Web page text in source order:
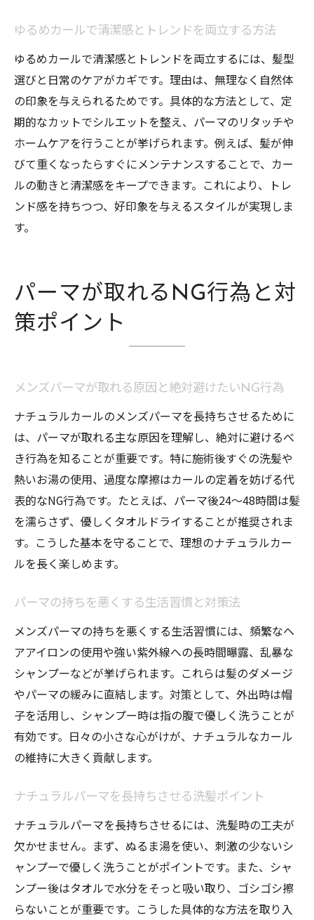
ゆるめカールで清潔感とトレンドを両立する方法
ゆるめカールで清潔感とトレンドを両立するには、髪型
選びと日常のケアがカギです。理由は、無理なく自然体
の印象を与えられるためです。具体的な方法として、定
期的なカットでシルエットを整え、パーマのリタッチや
ホームケアを行うことが挙げられます。例えば、髪が伸
びて重くなったらすぐにメンテナンスすることで、カー
ルの動きと清潔感をキープできます。これにより、トレ
ンド感を持ちつつ、好印象を与えるスタイルが実現しま
す。
パーマが取れるNG行為と対
策ポイント
メンズパーマが取れる原因と絶対避けたいNG行為
ナチュラルカールのメンズパーマを長持ちさせるために
は、パーマが取れる主な原因を理解し、絶対に避けるべ
き行為を知ることが重要です。特に施術後すぐの洗髪や
熱いお湯の使用、過度な摩擦はカールの定着を妨げる代
表的なNG行為です。たとえば、パーマ後24〜48時間は髪
を濡らさず、優しくタオルドライすることが推奨されま
す。こうした基本を守ることで、理想のナチュラルカー
ルを長く楽しめます。
パーマの持ちを悪くする生活習慣と対策法
メンズパーマの持ちを悪くする生活習慣には、頻繁なヘ
アアイロンの使用や強い紫外線への長時間曝露、乱暴な
シャンプーなどが挙げられます。これらは髪のダメージ
やパーマの緩みに直結します。対策として、外出時は帽
子を活用し、シャンプー時は指の腹で優しく洗うことが
有効です。日々の小さな心がけが、ナチュラルなカール
の維持に大きく貢献します。
ナチュラルパーマを長持ちさせる洗髪ポイント
ナチュラルパーマを長持ちさせるには、洗髪時の工夫が
欠かせません。まず、ぬるま湯を使い、刺激の少ないシ
ャンプーで優しく洗うことがポイントです。また、シャ
ンプー後はタオルで水分をそっと吸い取り、ゴシゴシ擦
らないことが重要です。こうした具体的な方法を取り入